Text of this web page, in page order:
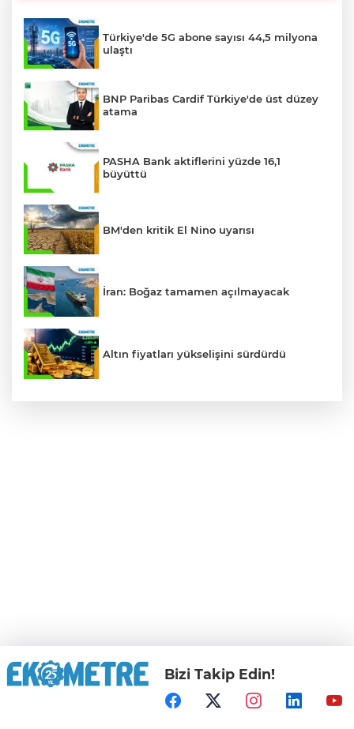
Türkiye'de 5G abone sayısı 44,5 milyona
ulaştı
BNP Paribas Cardif Türkiye'de üst düzey
atama
PASHA Bank aktiflerini yüzde 16,1
büyüttü
BM'den kritik El Nino uyarısı
İran: Boğaz tamamen açılmayacak
Altın fiyatları yükselişini sürdürdü
Bizi Takip Edin!